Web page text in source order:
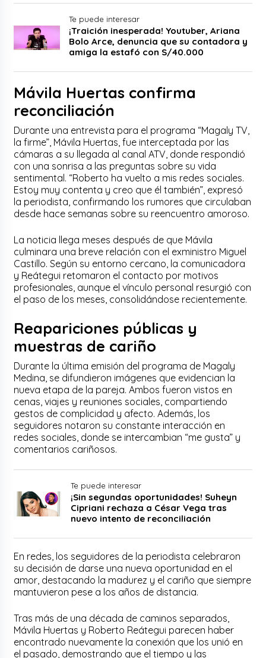
Te puede interesar
¡Traición inesperada! Youtuber, Ariana
Bolo Arce, denuncia que su contadora y
amiga la estafó con S/40.000
Mávila Huertas confirma
reconciliación
Durante una entrevista para el programa “Magaly TV,
la firme”, Mávila Huertas, fue interceptada por las
cámaras a su llegada al canal ATV, donde respondió
con una sonrisa a las preguntas sobre su vida
sentimental. “Roberto ha vuelto a mis redes sociales.
Estoy muy contenta y creo que él también”, expresó
la periodista, confirmando los rumores que circulaban
desde hace semanas sobre su reencuentro amoroso.
La noticia llega meses después de que Mávila
culminara una breve relación con el exministro Miguel
Castillo. Según su entorno cercano, la comunicadora
y Reátegui retomaron el contacto por motivos
profesionales, aunque el vínculo personal resurgió con
el paso de los meses, consolidándose recientemente.
Reapariciones públicas y
muestras de cariño
Durante la última emisión del programa de Magaly
Medina, se difundieron imágenes que evidencian la
nueva etapa de la pareja. Ambos fueron vistos en
cenas, viajes y reuniones sociales, compartiendo
gestos de complicidad y afecto. Además, los
seguidores notaron su constante interacción en
redes sociales, donde se intercambian “me gusta” y
comentarios cariñosos.
Te puede interesar
¡Sin segundas oportunidades! Suheyn
Cipriani rechaza a César Vega tras
nuevo intento de reconciliación
En redes, los seguidores de la periodista celebraron
su decisión de darse una nueva oportunidad en el
amor, destacando la madurez y el cariño que siempre
mantuvieron pese a los años de distancia.
Tras más de una década de caminos separados,
Mávila Huertas y Roberto Reátegui parecen haber
encontrado nuevamente la conexión que los unió en
el pasado, demostrando que el tiempo y las